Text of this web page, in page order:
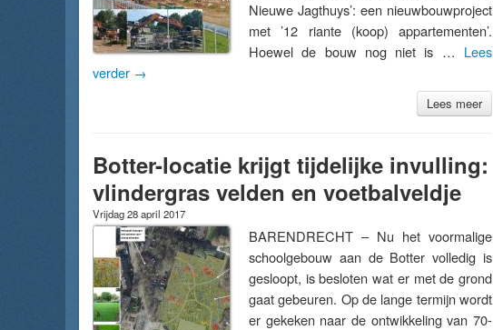
Nieuwe Jagthuys’: een nieuwbouwproject
met ’12 riante (koop) appartementen’.
Hoewel de bouw nog niet is … Lees
verder →
Lees meer
Botter-locatie krijgt tijdelijke invulling:
vlindergras velden en voetbalveldje
Vrijdag 28 april 2017
BARENDRECHT – Nu het voormalige
schoolgebouw aan de Botter volledig is
gesloopt, is besloten wat er met de grond
gaat gebeuren. Op de lange termijn wordt
er gekeken naar de ontwikkeling van 70-